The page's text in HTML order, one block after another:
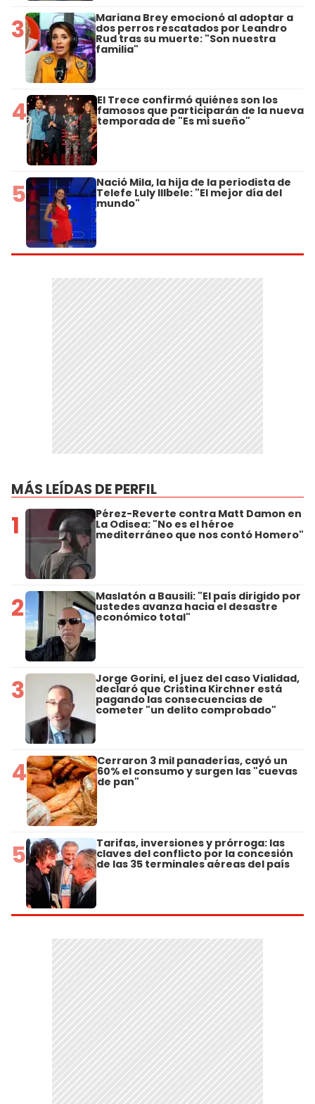
3 Mariana Brey emocionó al adoptar a
dos perros rescatados por Leandro
Rud tras su muerte: "Son nuestra
familia"
4 El Trece confirmó quiénes son los
famosos que participarán de la nueva
temporada de "Es mi sueño"
5 Nació Mila, la hija de la periodista de
Telefe Luly Illbele: "El mejor día del
mundo"
MÁS LEÍDAS DE PERFIL
1 Pérez-Reverte contra Matt Damon en
La Odisea: "No es el héroe
mediterráneo que nos contó Homero"
2 Maslatón a Bausili: "El país dirigido por
ustedes avanza hacia el desastre
económico total"
3 Jorge Gorini, el juez del caso Vialidad,
declaró que Cristina Kirchner está
pagando las consecuencias de
cometer "un delito comprobado"
4 Cerraron 3 mil panaderías, cayó un
60% el consumo y surgen las "cuevas
de pan"
5 Tarifas, inversiones y prórroga: las
claves del conflicto por la concesión
de las 35 terminales aéreas del país